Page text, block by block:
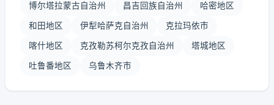
博尔塔拉蒙古自治州 昌吉回族自治州 哈密地区
和田地区 伊犁哈萨克自治州 克拉玛依市
喀什地区 克孜勒苏柯尔克孜自治州 塔城地区
吐鲁番地区 乌鲁木齐市